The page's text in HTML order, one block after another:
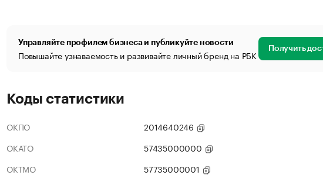
Управляйте профилем бизнеса и публикуйте новости
Повышайте узнаваемость и развивайте личный бренд на РБК Получить
Коды статистики
ОКПО
2014640246
ОКАТО
57435000000
ОКТМО
57735000001